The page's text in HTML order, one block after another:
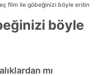
film ile göbeğinizi böyle eritin
böyle
mı